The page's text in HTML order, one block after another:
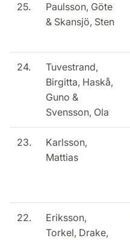
25.
Paulsson, Göte
& Skansjö, Sten
24.
Tuvestrand,
Birgitta, Haskå,
Guno &
Svensson, Ola
23.
Karlsson,
Mattias
22.
Eriksson,
Torkel, Drake,